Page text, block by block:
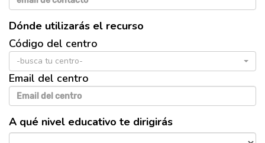
Dónde utilizarás el recurso
Código del centro
-busca tu centro-
Email del centro
A qué nivel educativo te dirigirás